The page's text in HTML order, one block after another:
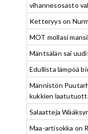
vihannesosasto
Ketteryys on
MOT mollasi
Mäntsälän sai
Edullista lämpöä
Männistön
kukkien
Salaatteja
Maa-artisokka on